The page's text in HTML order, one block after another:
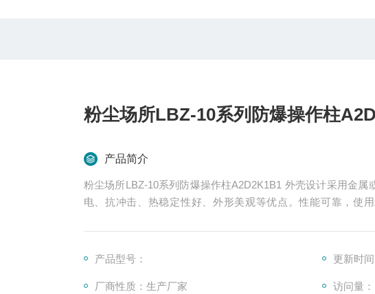
粉尘场所LBZ-10系列防爆操作柱
产品简介
粉尘场所LBZ-10系列防爆操作柱A2D2K1B1 外壳设计采用金属或塑料材质，具有良好的抗腐蚀、抗静
电、抗冲击、热稳定性好、外形美观等优点。性能可靠，使
产品型号： 更新时
厂商性质：生产厂家 访问量